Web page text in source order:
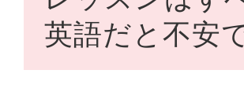
英語だと不安